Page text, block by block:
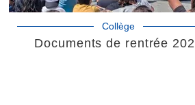
Collège
Documents de rentrée